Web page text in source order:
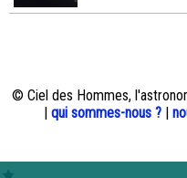
© Ciel des Hommes,
| qui sommes-nous ? |